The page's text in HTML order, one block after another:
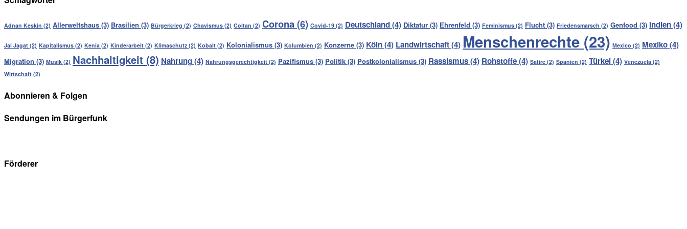
Adnan Keskin (2) Allerweltshaus (3) Brasilien (3) Bürgerkrieg (2) Chavismus (2) Coltan (2) Corona(6) Covid-19 (2) Deutschland(4) Diktatur (3) Ehrenfeld (3) Feminismus (2) Flucht (3) Friedensmarsch (2) Genfood (3) Indien(4)
Jai Jagat (2) Kapitalismus (2) Kenia (2) Kinderarbeit (2) Klimaschutz (2) Kobalt (2) Kolonialismus (3) Kolumbien (2) Konzerne (3) Köln(4) Landwirtschaft(4) Menschenrechte (23) Mexico (2) Mexiko(4)
Migration (3) Musik (2) Nachhaltigkeit (8) Nahrung(4) Nahrungsgerechtigkeit (2) Pazifismus (3) Politik (3) Postkolonialismus (3) Rassismus(4) Rohstoffe(4) Satire (2) Spanien (2) Türkei(4) Venezuela (2)
Wirtschaft (2)
Abonnieren & Folgen
Sendungen im Bürgerfunk
Förderer